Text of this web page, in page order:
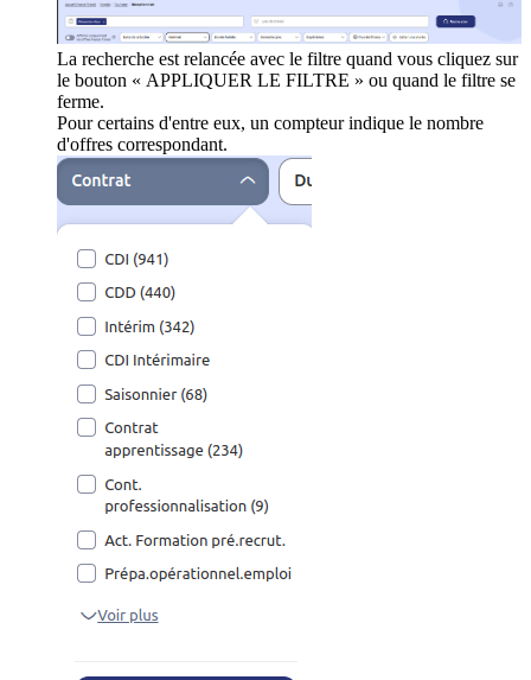
La recherche est relancée avec le filtre quand vous cliquez sur
le bouton « APPLIQUER LE FILTRE » ou quand le filtre se
ferme.
Pour certains d'entre eux, un compteur indique le nombre
d'offres correspondant.